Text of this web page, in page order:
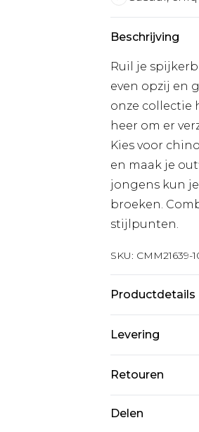
Beschrijving
Ruil je
even opzij en
onze collectie
heer om er
Kies voor
en maak je
jongens kun
broeken.
stijlpunten.
SKU: CMM21639-
Productdetails
Levering
Expressdienst
Retouren
Delen